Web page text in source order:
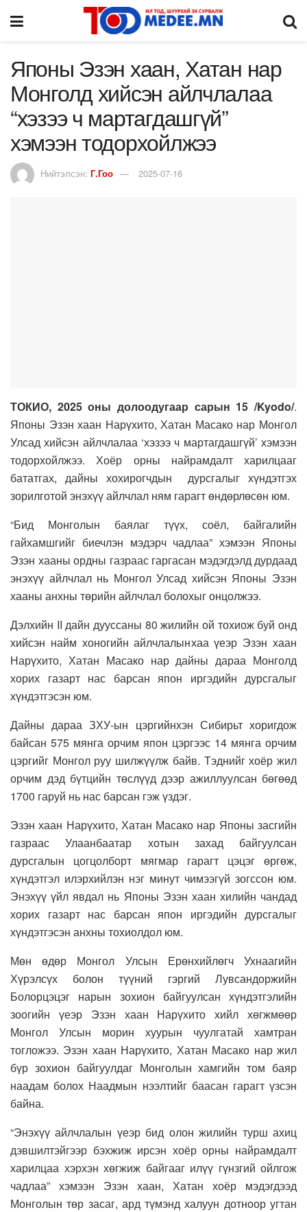
Японы Эзэн хаан, Хатан нар
Монголд хийсэн айлчлалаа
“хэзээ ч мартагдашгүй”
хэмээн тодорхойлжээ
Нийтэлсэн: Г.Гоо 2025-07-16
ТОКИО, 2025 оны долоодугаар сарын 15 /Kyodo/.
Японы Эзэн хаан Нарүхито, Хатан Масако нар Монгол
Улсад хийсэн айлчлалаа ‘хэзээ ч мартагдашгүй’ хэмээн
тодорхойлжээ. Хоёр орны найрамдалт харилцааг
бататгах, дайны хохирогчдын дурсгалыг хүндэтгэх
зорилготой энэхүү айлчлал ням гарагт өндөрлөсөн юм.
“Бид Монголын баялаг түүх, соёл, байгалийн
гайхамшгийг биечлэн мэдэрч чадлаа” хэмээн Японы
Эзэн хааны ордны газраас гаргасан мэдэгдэлд дурдаад
энэхүү айлчлал нь Монгол Улсад хийсэн Японы Эзэн
хааны анхны төрийн айлчлал болохыг онцолжээ.
Дэлхийн II дайн дууссаны 80 жилийн ой тохиож буй онд
хийсэн найм хоногийн айлчлалынхаа үеэр Эзэн хаан
Нарүхито, Хатан Масако нар дайны дараа Монголд
хорих газарт нас барсан япон иргэдийн дурсгалыг
хүндэтгэсэн юм.
Дайны дараа ЗХУ-ын цэргийнхэн Сибирьт хоригдож
байсан 575 мянга орчим япон цэргээс 14 мянга орчим
цэргийг Монгол руу шилжүүлж байв. Тэднийг хоёр жил
орчим дэд бүтцийн төслүүд дээр ажиллуулсан бөгөөд
1700 гаруй нь нас барсан гэж үздэг.
Эзэн хаан Нарүхито, Хатан Масако нар Японы засгийн
газраас Улаанбаатар хотын захад байгуулсан
дурсгалын цогцолборт мягмар гарагт цэцэг өргөж,
хүндэтгэл илэрхийлэн нэг минут чимээгүй зогссон юм.
Энэхүү үйл явдал нь Японы Эзэн хаан хилийн чандад
хорих газарт нас барсан япон иргэдийн дурсгалыг
хүндэтгэсэн анхны тохиолдол юм.
Мөн өдөр Монгол Улсын Ерөнхийлөгч Ухнаагийн
Хүрэлсүх болон түүний гэргий Лувсандоржийн
Болорцэцэг нарын зохион байгуулсан хүндэтгэлийн
зоогийн үеэр Эзэн хаан Нарүхито хийл хөгжмөөр
Монгол Улсын морин хуурын чуулгатай хамтран
тогложээ. Эзэн хаан Нарүхито, Хатан Масако нар жил
бүр зохион байгуулдаг Монголын хамгийн том баяр
наадам болох Наадмын нээлтийг баасан гарагт үзсэн
байна.
“Энэхүү айлчлалын үеэр бид олон жилийн турш ахиц
дэвшилтэйгээр бэхжиж ирсэн хоёр орны найрамдалт
харилцаа хэрхэн хөгжиж байгааг илүү гүнзгий ойлгож
чадлаа” хэмээн Эзэн хаан, Хатан хоёр мэдэгдээд
Монголын төр засаг, ард түмэнд халуун дотноор угтан